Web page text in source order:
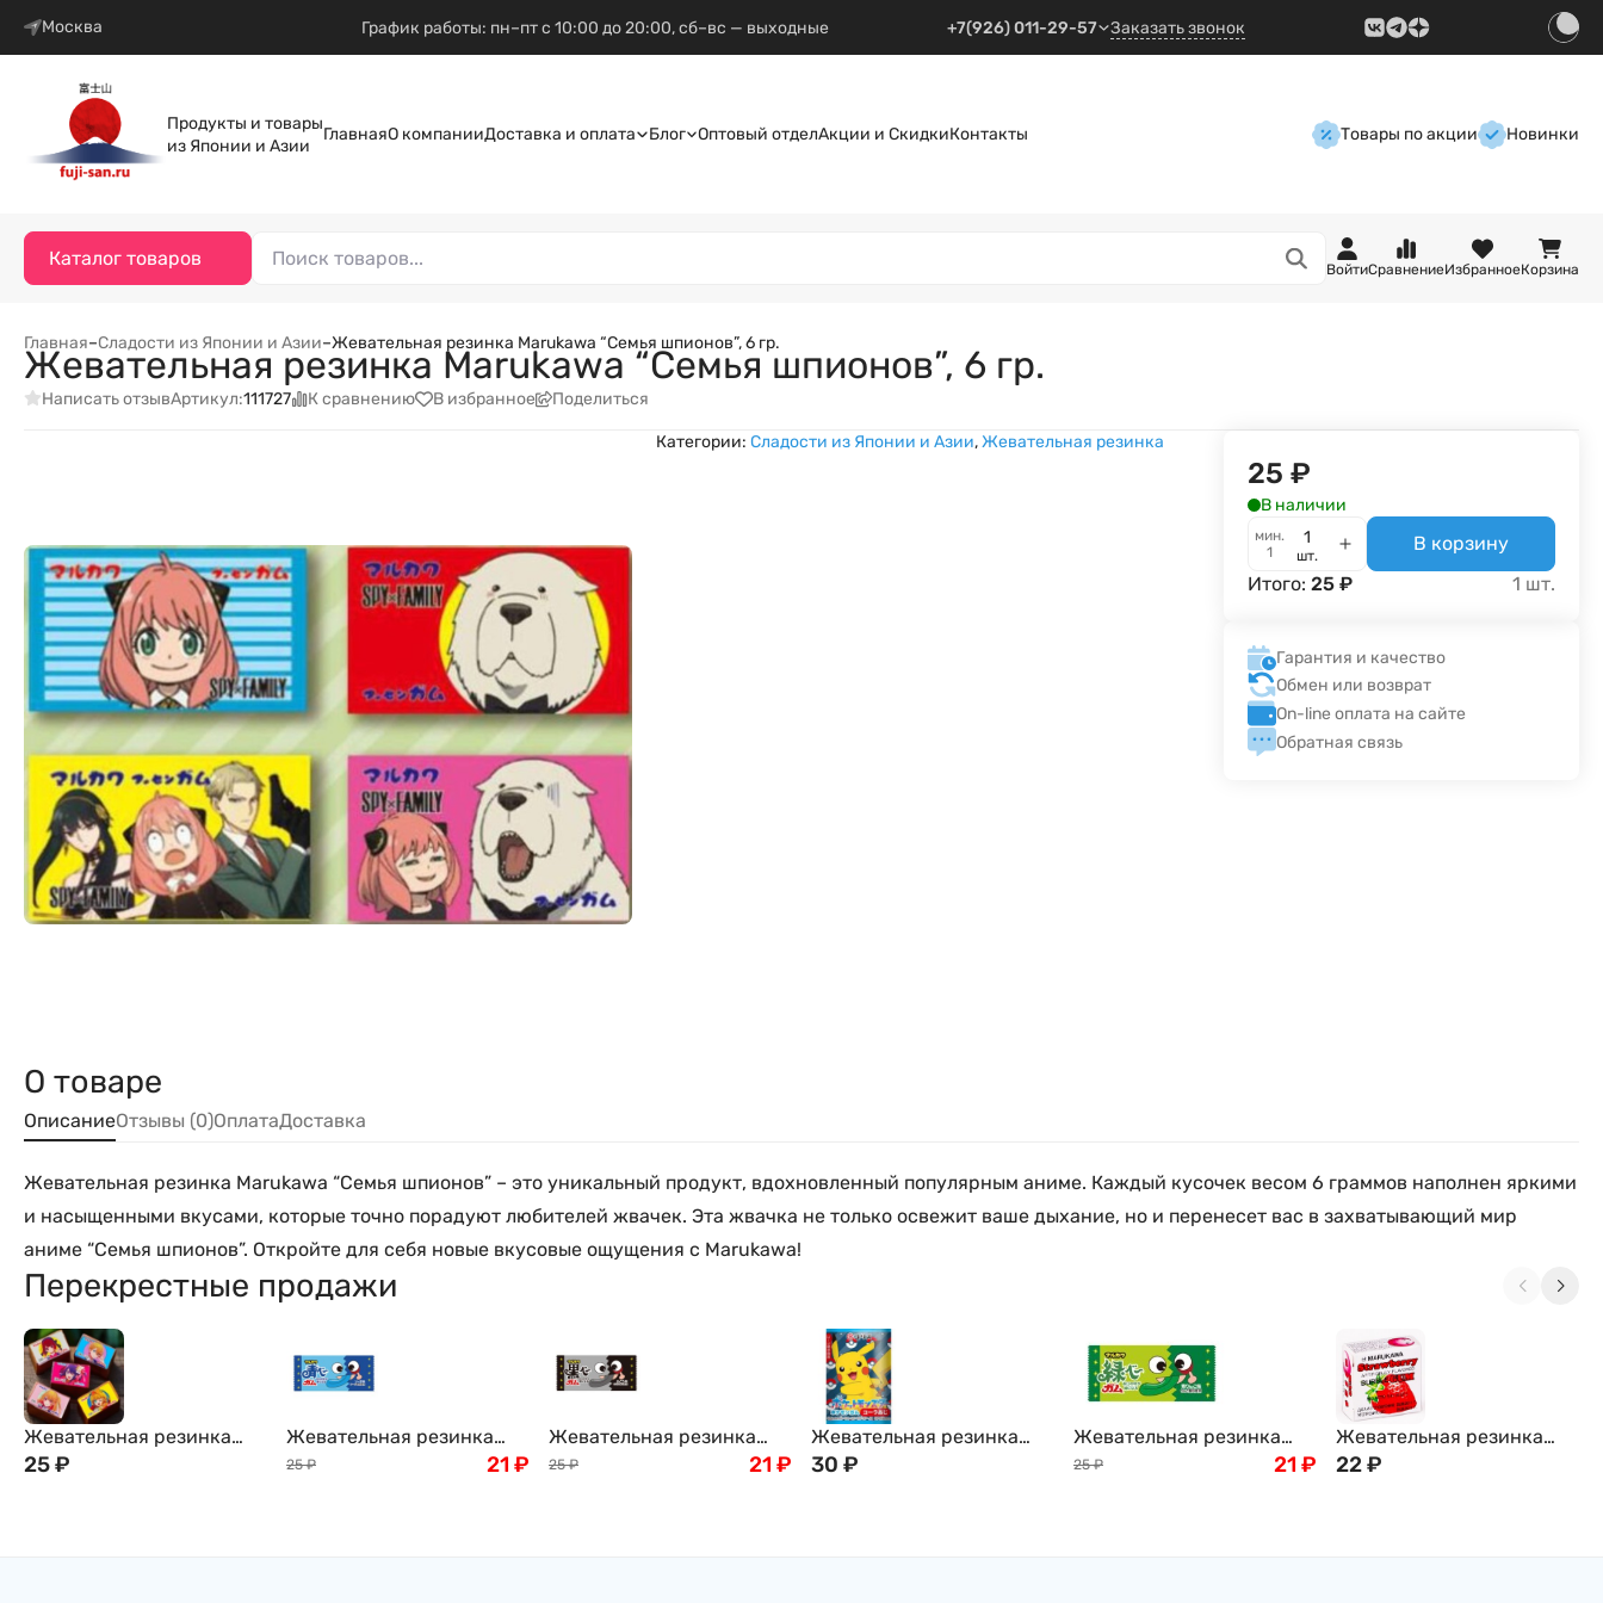
Москва График работы: пн–пт с 10:00 до 20:00, сб–вс — выходные +7(926) 011-29-57 Заказать звонок
Продукты и товары
из Японии и Азии
ГлавнаяО компанииДоставка и оплата Блог Оптовый отделАкции и СкидкиКонтакты Товары по акции Новинки
Каталог товаров
ВойтиСравнениеИзбранноеКорзина
Главная–Сладости из Японии и Азии–Жевательная резинка Marukawa “Семья шпионов”, 6 гр.
Жевательная резинка Marukawa “Семья шпионов”, 6 гр.
Написать отзывАртикул:111727 К сравнению В избранное Поделиться
Категории: Сладости из Японии и Азии,Жевательная резинка
25 ₽
В наличии
мин.
1
шт.
В корзину
Итого:25 ₽ 1 шт.
Гарантия и качество
Обмен или возврат
On-line оплата на сайте
Обратная связь
О товаре
ОписаниеОтзывы (0)ОплатаДоставка
Жевательная резинка Marukawa “Семья шпионов” – это уникальный продукт, вдохновленный популярным аниме. Каждый кусочек весом 6 граммов наполнен яркими
и насыщенными вкусами, которые точно порадуют любителей жвачек. Эта жвачка не только освежит ваше дыхание, но и перенесет вас в захватывающий мир
аниме “Семья шпионов”. Откройте для себя новые вкусовые ощущения с Marukawa!
Перекрестные продажи
Жевательная резинка
Marukawa “Ребёнок
25₽
Жевательная резинка
"Синий язык" со вкусом
25 ₽ 21 ₽
Жевательная резинка
"Черный язык"
25 ₽ 21 ₽
Жевательная резинка
"Покемон", квадрат,
30 ₽
Жевательная резинка
"Зеленый язык" Marukawa
25 ₽ 21 ₽
Жевательная резинка
MARUKAWA, со вкусом
22₽